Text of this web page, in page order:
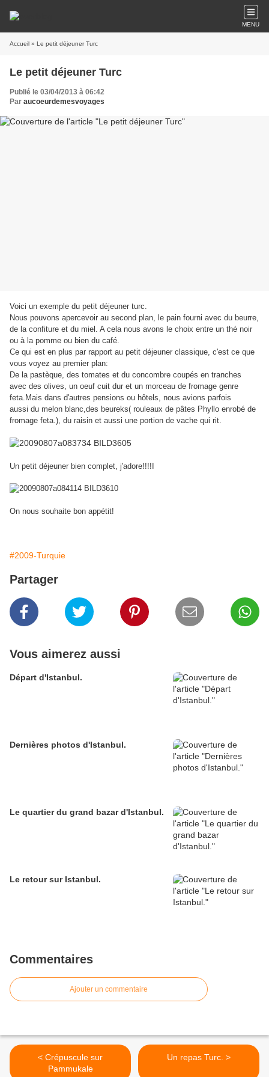
MENU
Accueil » Le petit déjeuner Turc
Le petit déjeuner Turc
Publié le 03/04/2013 à 06:42
Par aucoeurdemesvoyages
Voici un exemple du petit déjeuner turc.
Nous pouvons apercevoir au second plan, le pain fourni avec du beurre,
de la confiture et du miel. A cela nous avons le choix entre un thé noir
ou à la pomme ou bien du café.
Ce qui est en plus par rapport au petit déjeuner classique, c'est ce que
vous voyez au premier plan:
De la pastèque, des tomates et du concombre coupés en tranches
avec des olives, un oeuf cuit dur et un morceau de fromage genre
feta.Mais dans d'autres pensions ou hôtels, nous avions parfois
aussi du melon blanc,des beureks( rouleaux de pâtes Phyllo enrobé de
fromage feta.), du raisin et aussi une portion de vache qui rit.
Un petit déjeuner bien complet, j'adore!!!!I
On nous souhaite bon appétit!
#2009-Turquie
Partager
Vous aimerez aussi
Départ d'Istanbul.
Dernières photos d'Istanbul.
Le quartier du grand bazar d'Istanbul.
Le retour sur Istanbul.
Commentaires
Ajouter un commentaire
< Crépuscule sur
Pammukale
Un repas Turc. >